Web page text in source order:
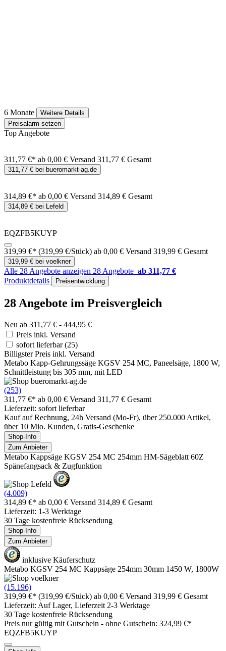
6 Monate
Weitere Details
Preisalarm setzen
Top Angebote
311,77 €* ab 0,00 € Versand 311,77 € Gesamt
311,77 € bei bueromarkt-ag.de
314,89 €* ab 0,00 € Versand 314,89 € Gesamt
314,89 € bei Lefeld
EQZFB5KUYP
319,99 €* (319,99 €/Stück) ab 0,00 € Versand 319,99 € Gesamt
319,99 € bei voelkner
Alle 28 Angebote anzeigen 28 Angebote ab 311,77 €
Produktdetails
Preisentwicklung
28 Angebote im Preisvergleich
Neu ab 311,77 € - 444,95 €
Preis inkl. Versand
sofort lieferbar(25)
Billigster Preis inkl. Versand
Metabo Kapp-Gehrungssäge KGSV 254 MC, Paneelsäge, 1800 W,
Schnittleistung bis 305 mm, mit LED
(253)
311,77 €* ab 0,00 € Versand 311,77 € Gesamt
Lieferzeit: sofort lieferbar
Kauf auf Rechnung, 24h Versand (Mo-Fr), über 250.000 Artikel,
über 10 Mio. Kunden, Gratis-Geschenke
Shop-Info
Zum Anbieter
Metabo Kappsäge KGSV 254 MC 254mm HM-Sägeblatt 60Z
Spänefangsack & Zugfunktion
(4.009)
314,89 €* ab 0,00 € Versand 314,89 € Gesamt
Lieferzeit: 1-3 Werktage
30 Tage kostenfreie Rücksendung
Shop-Info
Zum Anbieter
inklusive Käuferschutz
Metabo KGSV 254 MC Kappsäge 254mm 30mm 1450 W, 1800W
(15.196)
319,99 €* (319,99 €/Stück) ab 0,00 € Versand 319,99 € Gesamt
Lieferzeit: Auf Lager, Lieferzeit 2-3 Werktage
30 Tage kostenfreie Rücksendung
Preis nur gültig mit Gutschein - ohne Gutschein: 324,99 €*
EQZFB5KUYP